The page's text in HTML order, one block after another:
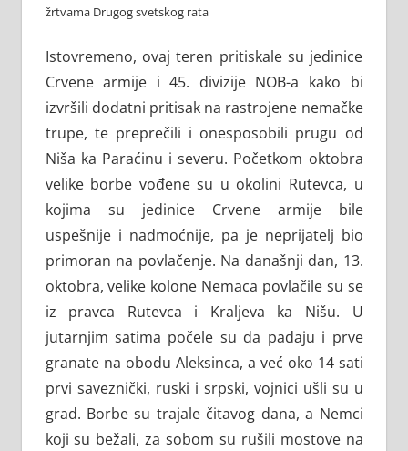
žrtvama Drugog svetskog rata
Istovremeno, ovaj teren pritiskale su jedinice
Crvene armije i 45. divizije NOB-a kako bi
izvršili dodatni pritisak na rastrojene nemačke
trupe, te preprečili i onesposobili prugu od
Niša ka Paraćinu i severu. Početkom oktobra
velike borbe vođene su u okolini Rutevca, u
kojima su jedinice Crvene armije bile
uspešnije i nadmoćnije, pa je neprijatelj bio
primoran na povlačenje. Na današnji dan, 13.
oktobra, velike kolone Nemaca povlačile su se
iz pravca Rutevca i Kraljeva ka Nišu. U
jutarnjim satima počele su da padaju i prve
granate na obodu Aleksinca, a već oko 14 sati
prvi saveznički, ruski i srpski, vojnici ušli su u
grad. Borbe su trajale čitavog dana, a Nemci
koji su bežali, za sobom su rušili mostove na